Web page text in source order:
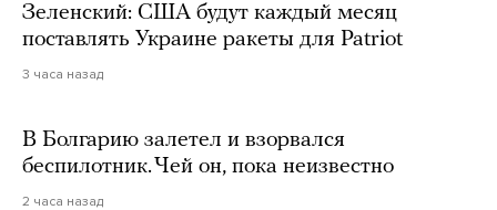
Зеленский: США будут каждый месяц
поставлять Украине ракеты для Patriot
3 часа назад
В Болгарию залетел и взорвался
беспилотник. Чей он, пока неизвестно
2 часа назад